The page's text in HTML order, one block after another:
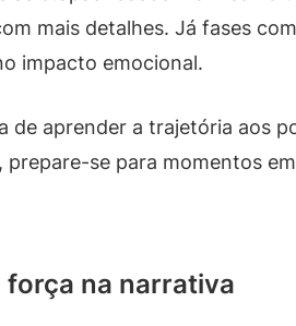
mais detalhes. Já fases
impacto emocional.
de aprender a trajetória aos
se para momentos
força na narrativa